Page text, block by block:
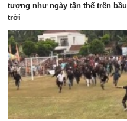
tượng như ngày tận thế trên bầu
trời